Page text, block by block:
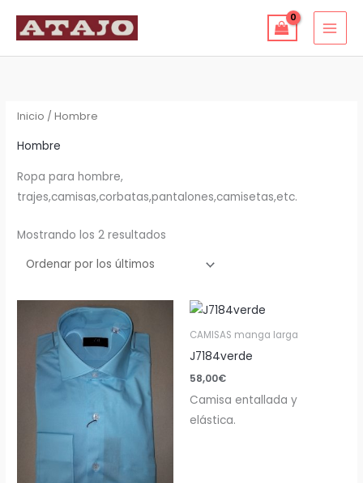
Inicio / Hombre
Hombre
Ropa para hombre,
trajes,camisas,corbatas,pantalones,camisetas,etc.
Mostrando los 2 resultados
Ordenado
CAMISAS manga larga
J7184verde
58,00€
Camisa entallada y
elástica.